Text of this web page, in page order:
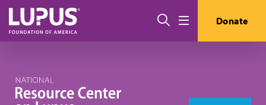
Pasar al contenido principal
Buscar Donate